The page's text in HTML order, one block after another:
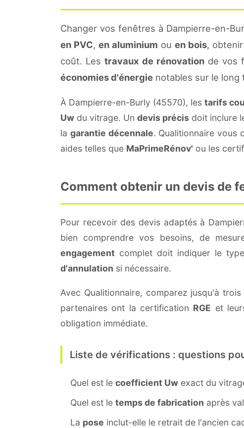
Changer vos fenêtres à Dampierre-en-
en PVC, en aluminium ou en bois,
coût. Les travaux de rénovation de vos
économies d'énergie notables sur le long
À Dampierre-en-Burly (45570), lestarifs
Uw du vitrage. Un devis précis doit inclure
la garantie décennale. Qualitionnaire vous
aides telles que MaPrimeRénov' ou les
Comment obtenir un devis de
Pour recevoir des devis adaptés à
bien comprendre vos besoins, de
engagement complet doit indiquer le
d'annulation si nécessaire.
Avec Qualitionnaire, comparez jusqu'à
partenaires ont la certification RGE et
obligation immédiate.
Liste de vérifications : questions
Quel est le coefficient Uw exact du
Quel est le temps de fabrication après
La pose inclut-elle le retrait de l'ancien